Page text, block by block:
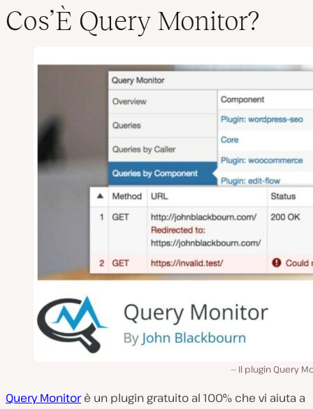
Cos’È Query Monitor?
Il plugin Query
Query Monitorè un plugin gratuito al 100% che vi aiuta a